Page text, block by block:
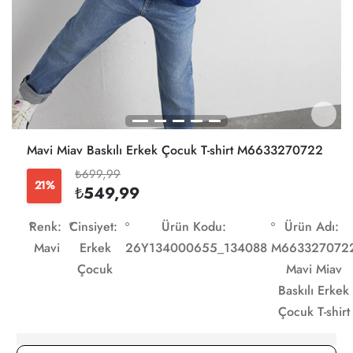
Mavi Miav Baskılı Erkek Çocuk T-shirt M6633270722
21%
₺699,99
₺549,99
Renk:
Mavi
Cinsiyet:
Erkek
Çocuk
Ürün Kodu:
26Y134000655_134088
Ürün Adı:
Mavi Miav
Baskılı Erkek
Çocuk T-shirt